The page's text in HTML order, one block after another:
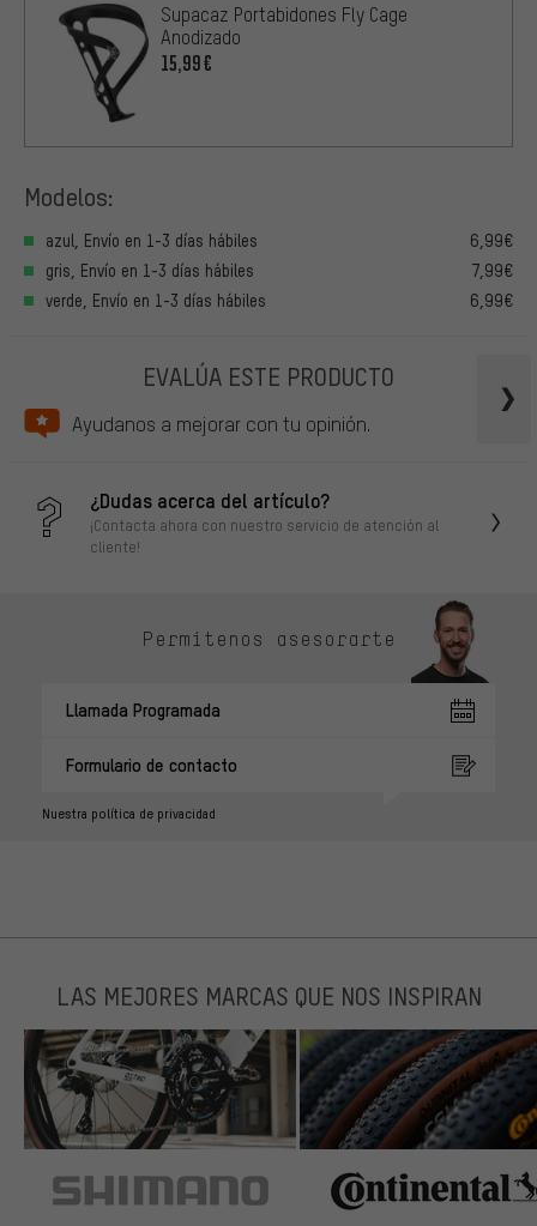
Supacaz Portabidones Fly Cage
Anodizado
15,99€
Modelos:
azul, Envío en 1-3 días hábiles
6,99€
gris, Envío en 1-3 días hábiles
7,99€
verde, Envío en 1-3 días hábiles
6,99€
EVALÚA ESTE PRODUCTO
Ayudanos a mejorar con tu opinión.
¿Dudas acerca del artículo?
¡Contacta ahora con nuestro servicio de atención al
cliente!
Permítenos asesorarte
Llamada Programada
Formulario de contacto
Nuestra política de privacidad
LAS MEJORES MARCAS QUE NOS INSPIRAN